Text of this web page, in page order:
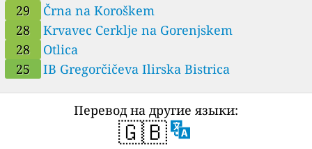
29
Črna na Koroškem
28
Krvavec Cerklje na Gorenjskem
28
Otlica
25
IB Gregorčičeva Ilirska Bistrica
Перевод на другие языки:
🇬🇧